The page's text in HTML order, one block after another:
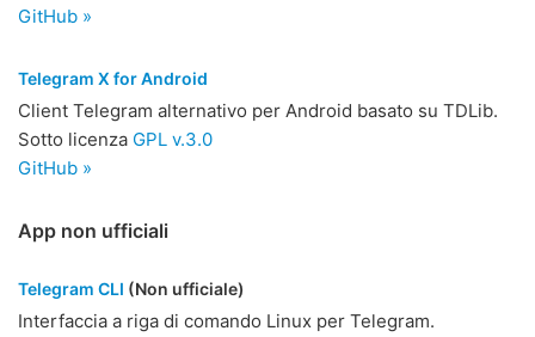
GitHub »
Telegram X for Android
Client Telegram alternativo per Android basato su TDLib.
Sotto licenza GPL v.3.0
GitHub »
App non ufficiali
Telegram CLI (Non ufficiale)
Interfaccia a riga di comando Linux per Telegram.